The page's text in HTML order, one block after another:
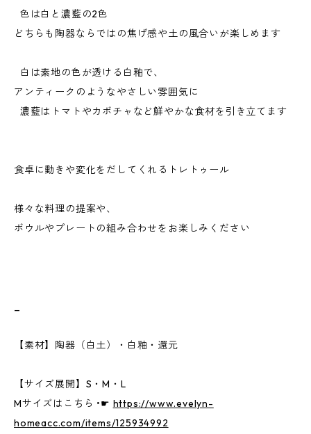
色は白と濃藍の2色
どちらも陶器ならではの焦げ感や土の風合いが楽しめます
白は素地の色が透ける白釉で、
アンティークのようなやさしい雰囲気に
濃藍はトマトやカボチャなど鮮やかな食材を引き立てます
食卓に動きや変化をだしてくれるトレトゥール
様々な料理の提案や、
ボウルやプレートの組み合わせをお楽しみください
【素材】陶器（白土）・白釉・還元
【サイズ展開】S・M・L
Mサイズはこちら •☛ https://www.evelyn-
homeacc.com/items/125934992